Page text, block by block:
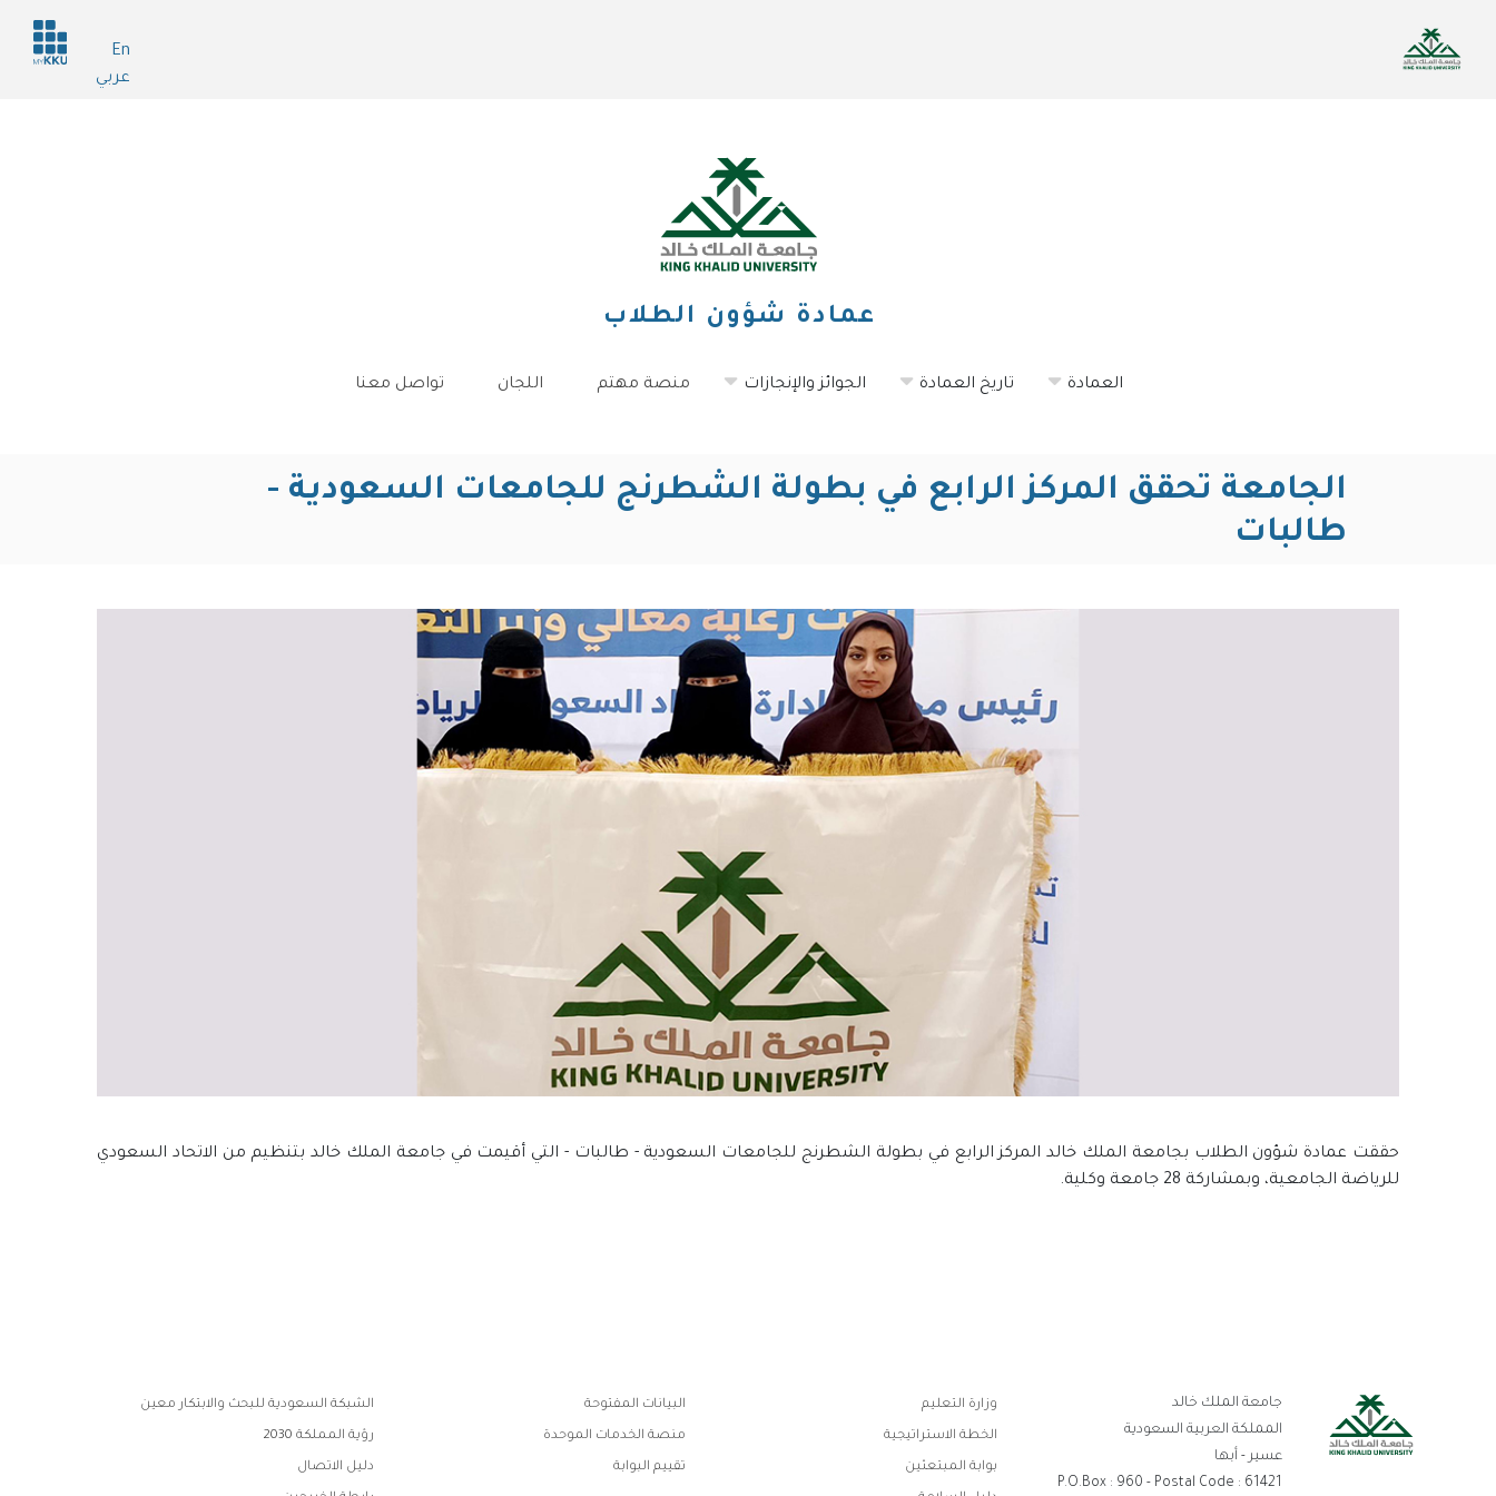
المحتوى
En
عربي
Header
services
عمادة شؤون الطلاب
العمادة تاريخ العمادة الجوائز والإنجازات منصة مهتم اللجان تواصل معنا
الجامعة تحقق المركز الرابع في بطولة الشطرنج للجامعات السعودية -
طالبات
حققت عمادة شؤون الطلاب بجامعة الملك خالد المركز الرابع في بطولة الشطرنج للجامعات السعودية - طالبات - التي أقيمت في جامعة الملك خالد بتنظيم من الاتحاد السعودي
للرياضة الجامعية، وبمشاركة 28 جامعة وكلية.
جامعة الملك خالد
المملكة العربية السعودية
عسير - أبها
P.O.Box : 960 - Postal Code : 61421
روابط
الفوتر
وزارة التعليم البيانات المفتوحة الشبكة السعودية للبحث والابتكار معين
الخطة الاستراتيجية منصة الخدمات الموحدة رؤية المملكة 2030
بوابة المبتعثين تقييم البوابة دليل الاتصال